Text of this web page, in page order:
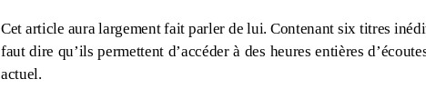
Cet article aura largement fait parler de lui. Contenant six titres
faut dire qu’ils permettent d’accéder à des heures entières
actuel.